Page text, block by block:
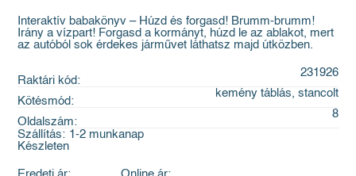
Interaktív babakönyv – Húzd és forgasd! Brumm-brumm!
Irány a vízpart! Forgasd a kormányt, húzd le az ablakot, mert
az autóból sok érdekes járművet láthatsz majd útközben.
Raktári kód:
231926
Kötésmód:
kemény táblás, stancolt
Oldalszám:
8
Szállítás: 1-2 munkanap
Készleten